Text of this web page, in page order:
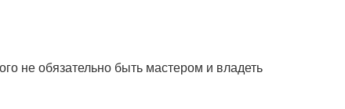
не обязательно быть мастером и владеть